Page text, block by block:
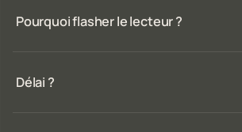
Pourquoi flasher le lecteur ?
Délai ?